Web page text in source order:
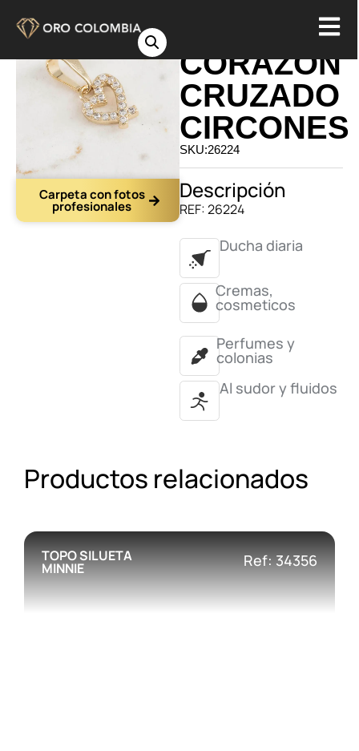
Carpeta con fotos
profesionales
CORAZON
CRUZADO
CIRCONES
SKU:26224
Descripción
REF: 26224
Ducha diaria
Cremas,
cosmeticos
Perfumes y
colonias
Al sudor y fluidos
Productos relacionados
TOPO SILUETA
MINNIE Ref: 34356